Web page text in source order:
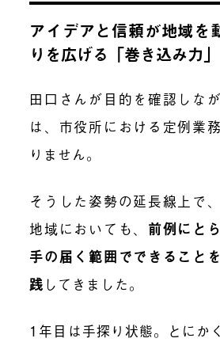
アイデアと信頼が地域を
りを広げる「巻き込み力」
田口さんが目的を確認しな
は、市役所における定例業
りません。
そうした姿勢の延長線上で
地域においても、 前例にと
手の届く範囲でできること
践 してきました。
1年目は手探り状態。とにか